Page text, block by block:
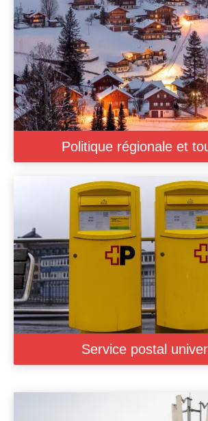
Politique régionale et
Service postal